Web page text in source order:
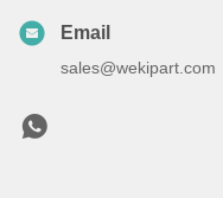
Email
sales@wekipart.com